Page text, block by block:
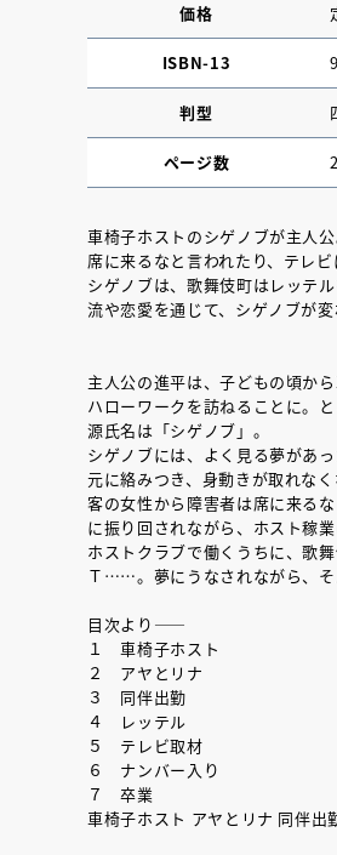
価格
ISBN-13
判型
ページ数
車椅子ホストのシゲノブが主人
席に来るなと言われたり、テレ
シゲノブは、歌舞伎町はレッテ
流や恋愛を通じて、シゲノブが変
主人公の進平は、子どもの頃か
ハローワークを訪ねることに。
源氏名は「シゲノブ」。
シゲノブには、よく見る夢があ
元に絡みつき、身動きが取れな
客の女性から障害者は席に来る
に振り回されながら、ホスト稼業
ホストクラブで働くうちに、歌
Ｔ……。夢にうなされながら、そ
目次より――
１ 車椅子ホスト
２ アヤとリナ
３ 同伴出勤
４ レッテル
５ テレビ取材
６ ナンバー入り
７ 卒業
車椅子ホスト アヤとリナ 同伴出